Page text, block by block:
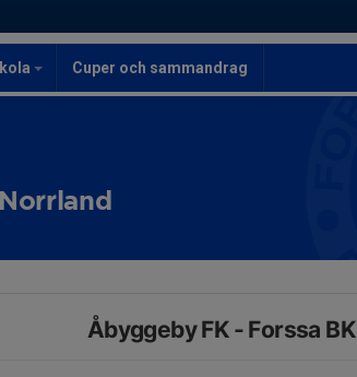
Cuper och sammandrag
Åbyggeby FK - Forssa BK